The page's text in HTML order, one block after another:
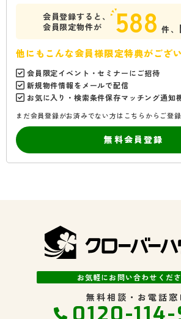
会員登録すると、
会員限定物件が
588 件、
他にもこんな会員様限定特典がござ
会員限定イベント・セミナーにご招待
新規物件情報をメールで配信
お気に入り・検索条件保存マッチング通知
まだ会員登録がお済みでない方はこちらからご登録
無料会員登録
お気軽にお問い合わせくださ
無料相談・お電話窓